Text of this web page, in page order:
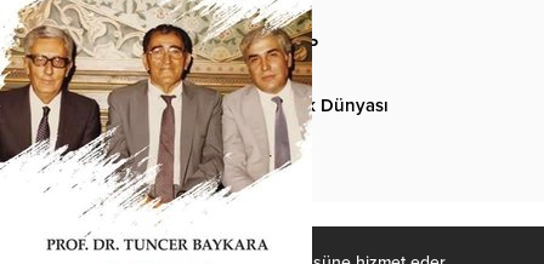
Spor MHP
Kültür-Sanat Türk Dünyası
Basından